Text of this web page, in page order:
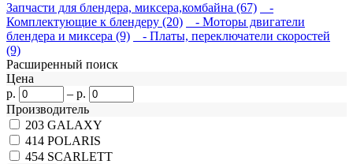
Запчасти для блендера, миксера,комбайна (67)
-
Комплектующие к блендеру (20)
- Моторы двигатели
блендера и миксера (9)
- Платы, переключатели скоростей
(9)
Расширенный поиск
Цена
р.
– р.
Производитель
203 GALAXY
414 POLARIS
454 SCARLETT